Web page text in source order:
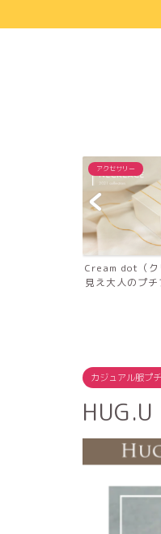
アクセサリー
Cream dot（ク
見え大人のプチ
カジュアル服プ